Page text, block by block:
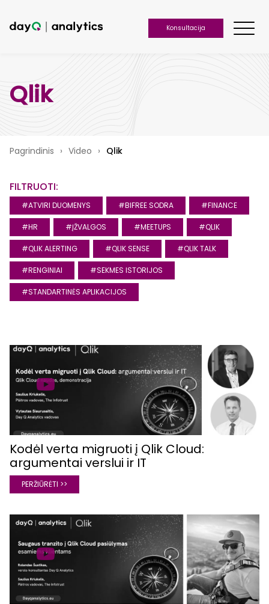
Konsultacija
Qlik
Pagrindinis › Video › Qlik
FILTRUOTI:
#ATVIRI DUOMENYS #BIFREE SODRA #FINANCE
#HR #ĮŽVALGOS #MEETUPS #QLIK
#QLIK ALERTING #QLIK SENSE #QLIK TALK
#RENGINIAI #SEKMES ISTORIJOS
#STANDARTINĖS APLIKACIJOS
Kodėl verta migruoti į Qlik Cloud:
argumentai verslui ir IT
PERŽIŪRĖTI >>